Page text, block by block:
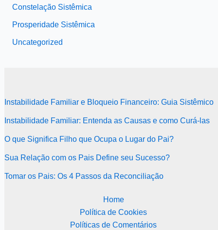
Constelação Sistêmica
Prosperidade Sistêmica
Uncategorized
Instabilidade Familiar e Bloqueio Financeiro: Guia Sistêmico
Instabilidade Familiar: Entenda as Causas e como Curá-las
O que Significa Filho que Ocupa o Lugar do Pai?
Sua Relação com os Pais Define seu Sucesso?
Tomar os Pais: Os 4 Passos da Reconciliação
Home
Política de Cookies
Políticas de Comentários